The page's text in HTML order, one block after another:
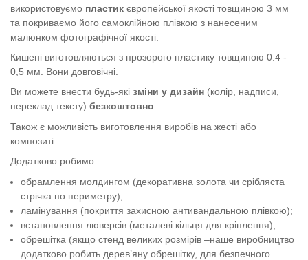
використовуємо пластик європейської якості товщиною 3 мм
та покриваємо його самоклійною плівкою з нанесеним
малюнком фотографічної якості.
Кишені виготовляються з прозорого пластику товщиною 0.4 -
0,5 мм. Вони довговічні.
Ви можете внести будь-які зміни у дизайн (колір, надписи,
переклад тексту) безкоштовно.
Також є можливість виготовлення виробів на жесті або
композиті.
Додатково робимо:
обрамлення молдингом (декоративна золота чи срібляста
стрічка по периметру);
ламінування (покриття захисною антивандальною плівкою);
встановлення люверсів (металеві кільця для кріплення);
обрешітка (якщо стенд великих розмірів –наше виробництво
додатково робить дерев’яну обрешітку, для безпечного